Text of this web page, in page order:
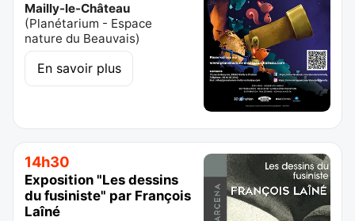
Mailly-le-Château
(Planétarium - Espace
nature du Beauvais)
En savoir plus
14h30
Exposition "Les dessins
du fusiniste" par François
Laîné